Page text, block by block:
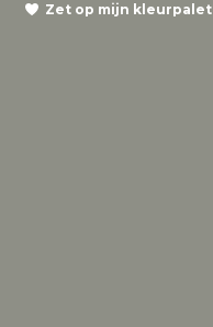
Zet op mijn kleurpalet